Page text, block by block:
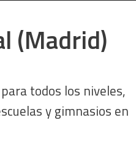
(Madrid)
todos los niveles,
y gimnasios en